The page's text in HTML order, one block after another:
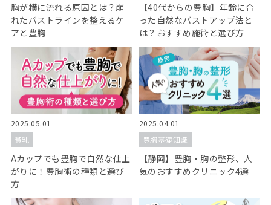
胸が横に流れる原因とは？崩
れたバストラインを整えるケ
アと豊胸
【40代からの豊胸】年齢に合
った自然なバストアップ法と
は？おすすめ施術と選び方
2025.05.01
貧乳
Aカップでも豊胸で自然な仕上
がりに！豊胸術の種類と選び
方
2025.04.01
豊胸基礎知識
【静岡】豊胸・胸の整形、人
気のおすすめクリニック4選